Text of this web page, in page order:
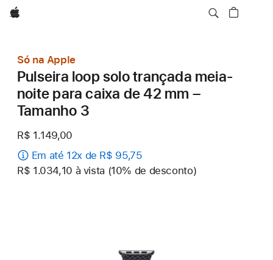
Apple
Só na Apple
Pulseira loop solo trançada meia-
noite para caixa de 42 mm –
Tamanho 3
R$ 1.149,00
Em até 12x de R$ 95,75
R$ 1.034,10 à vista (10% de desconto)